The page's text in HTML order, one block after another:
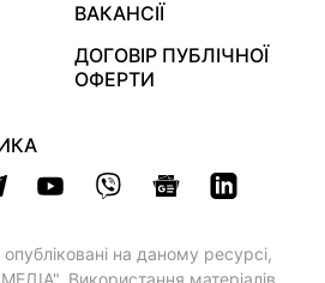
ВАКАНСІЇ
ДОГОВІР ПУБЛІЧНОЇ
ОФЕРТИ
на даному ресурсі,